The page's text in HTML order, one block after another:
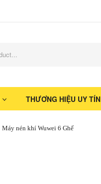
THƯƠNG HIỆU UY TÍN
Máy nén khí Wuwei 6 Ghế